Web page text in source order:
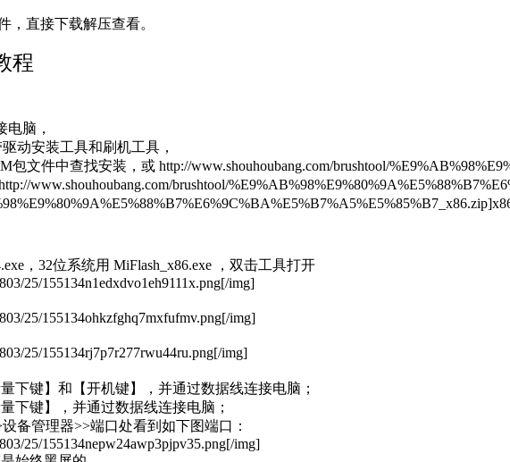
，直接下载解压查看。
程
脑，
动安装工具和刷机工具，
文件中查找安装，或 http://www.shouhoubang.com/brushtool/
www.shouhoubang.com/brushtool/
，32位系统用 MiFlash_x86.exe ，双击工具打开
25/155134n1edxdvo1eh9111x.png[/img]
25/155134ohkzfghq7mxfufmv.png[/img]
25/155134rj7p7r277rwu44ru.png[/img]
下键】和【开机键】，并通过数据线连接电脑；
下键】，并通过数据线连接电脑；
备管理器>>端口处看到如下图端口：
25/155134nepw24awp3pjpv35.png[/img]